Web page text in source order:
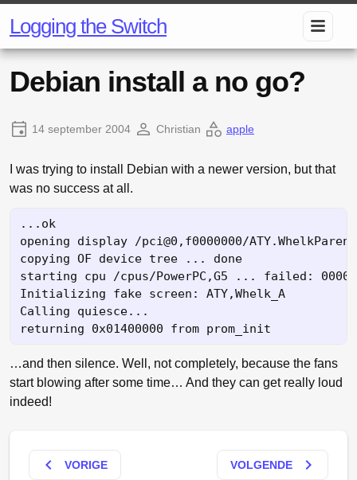
Logging the Switch
Debian install a no go?
14 september 2004 Christian apple
I was trying to install Debian with a newer version, but that
was no success at all.
...ok
opening display /pci@0,f0000000/
copying OF device tree ... done
starting cpu /cpus/PowerPC,G5 ... failed:
Initializing fake screen: ATY,Whelk_A
Calling quiesce...
…and then silence. Well, not completely, because the fans
start blowing after some time… And they can get really loud
indeed!
keyboard_arrow_left VORIGE VOLGENDE keyboard_arrow_right